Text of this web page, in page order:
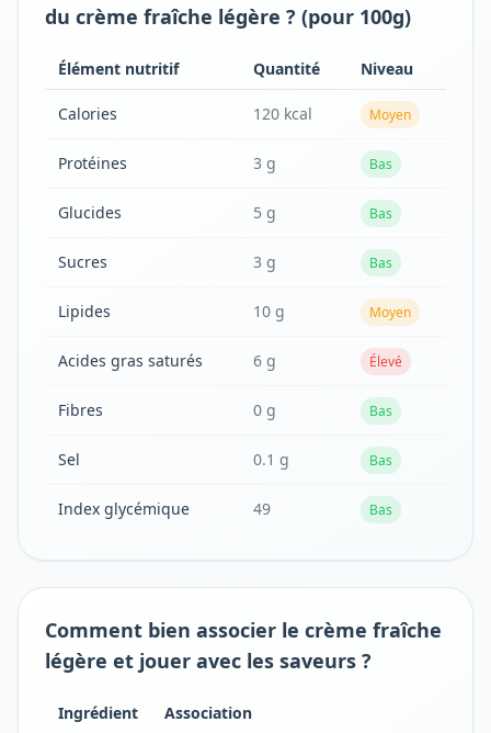
du crème fraîche légère ? (pour 100g)
Élément nutritif Quantité Niveau
Calories 120 kcal Moyen
Protéines 3 g Bas
Glucides 5 g Bas
Sucres 3 g Bas
Lipides 10 g Moyen
Acides gras saturés 6 g Élevé
Fibres 0 g Bas
Sel 0.1 g Bas
Index glycémique 49 Bas
Comment bien associer le crème fraîche
légère et jouer avec les saveurs ?
Ingrédient Association